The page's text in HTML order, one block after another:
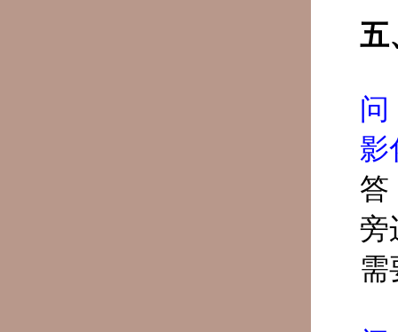
五
问
影
答
旁
需